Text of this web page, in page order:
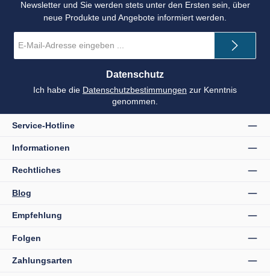
Newsletter und Sie werden stets unter den Ersten sein, über
neue Produkte und Angebote informiert werden.
Mail-
*
Datenschutz
Ich habe die Datenschutzbestimmungen zur Kenntnis
genommen.
Service-Hotline
Informationen
Rechtliches
Blog
Empfehlung
Folgen
Zahlungsarten